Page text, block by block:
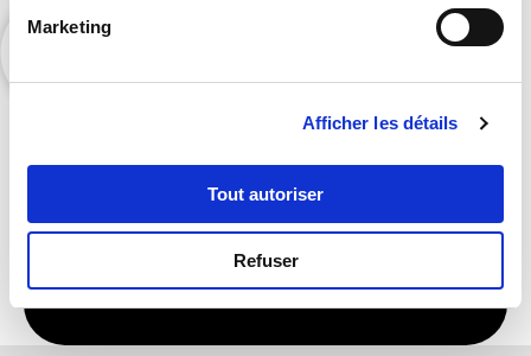
Marketing
Afficher les détails
Tout autoriser
Refuser